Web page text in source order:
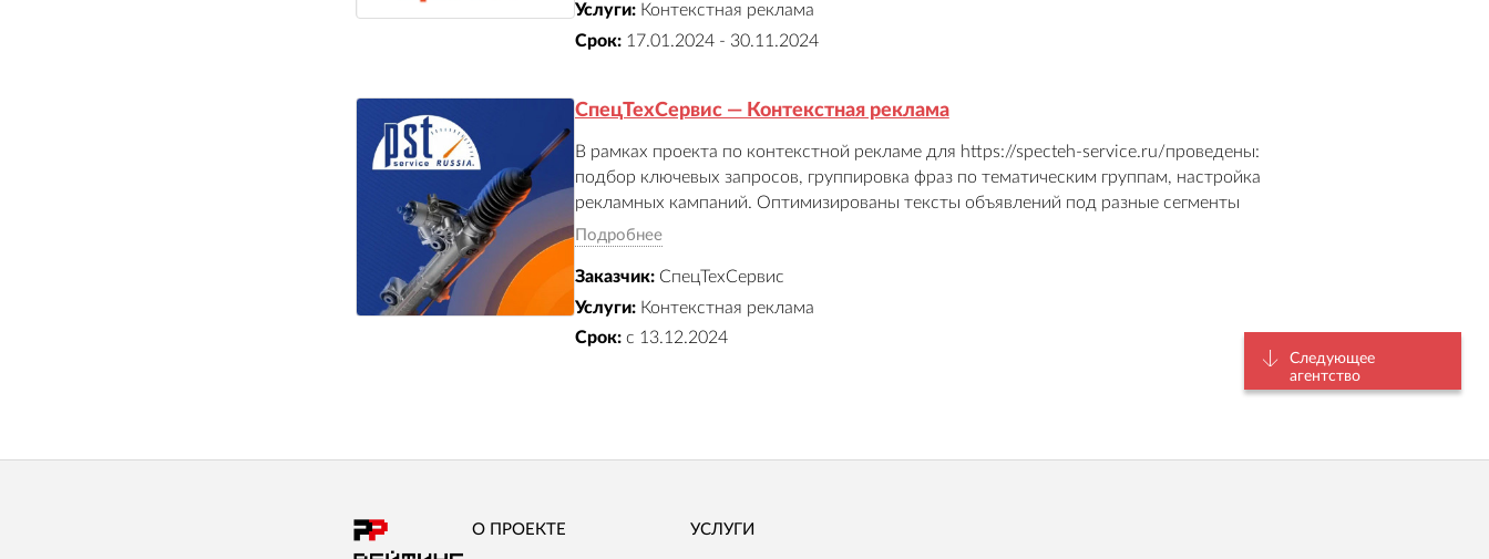
Услуги: Контекстная реклама
Срок: 17.01.2024 - 30.11.2024
СпецТехСервис — Контекстная реклама
В рамках проекта по контекстной рекламе для https://specteh-service.ru/проведены:
подбор ключевых запросов, группировка фраз по тематическим группам, настройка
рекламных кампаний. Оптимизированы тексты объявлений под разные сегменты
аудитории, настроены UTM‑метки для отслеживания трафика. Осуществлялся
обращений через сайт, улучшение взаимодействия с потенциальными клиентами.
Подробнее
Заказчик: СпецТехСервис
Услуги: Контекстная реклама
Срок: с 13.12.2024
Следующее
агентство
О ПРОЕКТЕ УСЛУГИ